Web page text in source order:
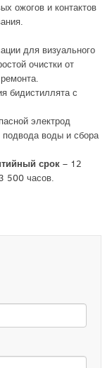
ожогов и контактов
для визуального
очистки от
бидистиллята с
электрод
воды и сбора
срок – 12
500 часов.